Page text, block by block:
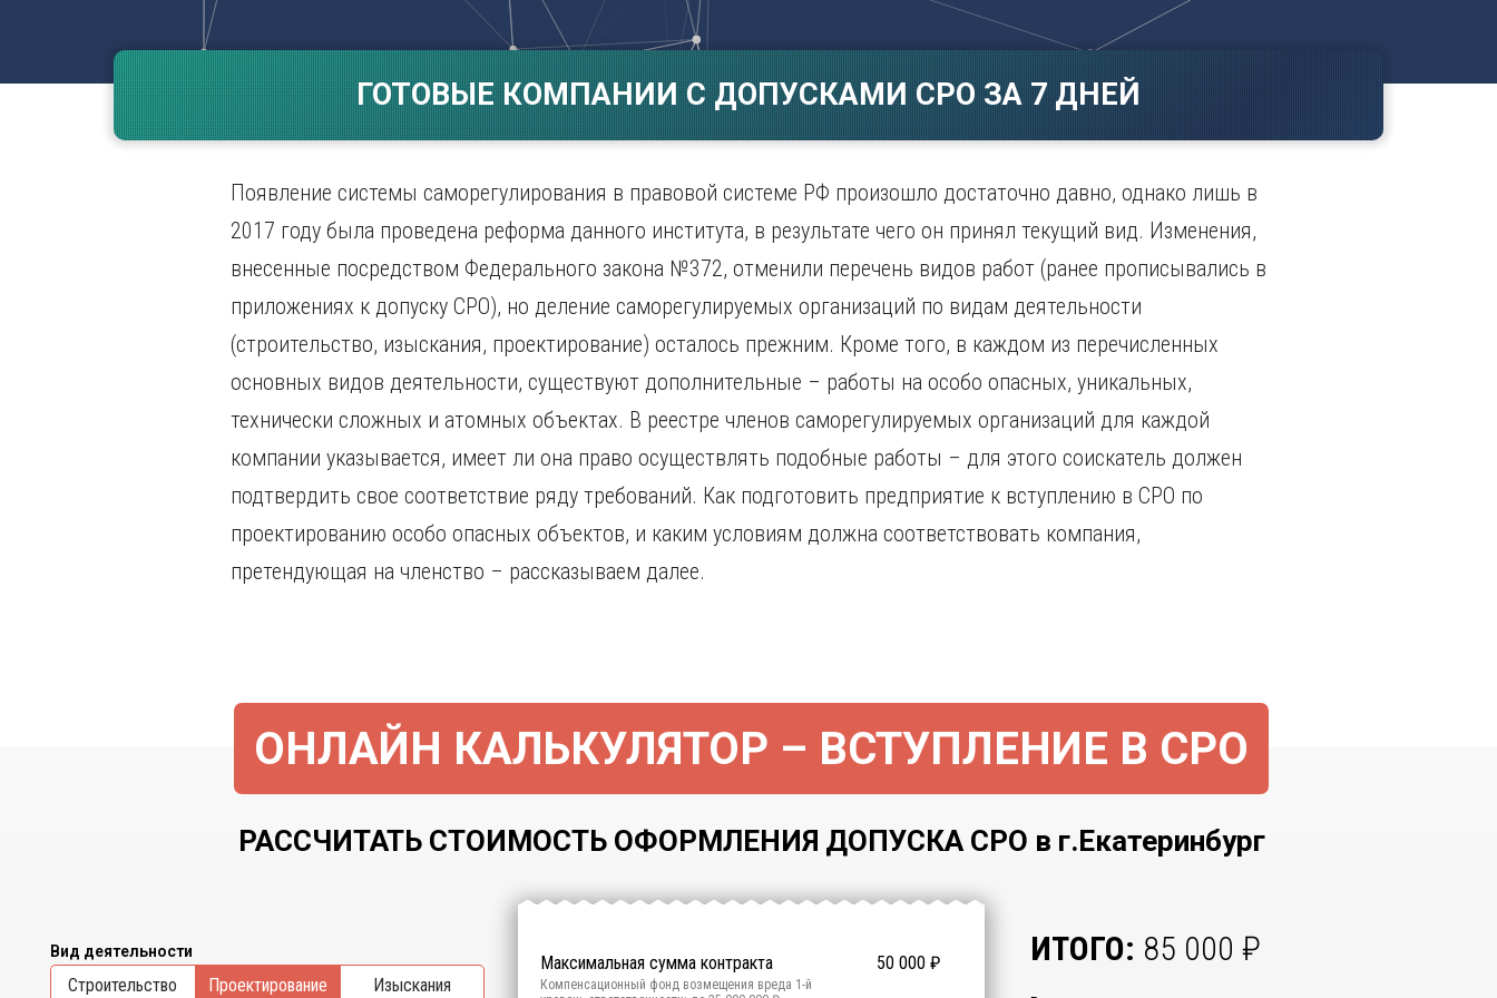
Волгоград
Воронеж
Е
Екатеринбург
Иваново
Ижевск
Иркутск
Махачкала
Мурманск
Н
Нижний Тагил
Новокузнецк
Новосибирск
Саратов
Севастополь
Смоленск
Ч
Ярославль
ГОТОВЫЕ КОМПАНИИ С ДОПУСКАМИ СРО ЗА 7 ДНЕЙ
Появление системы саморегулирования в правовой системе РФ произошло достаточно давно, однако лишь в
2017 году была проведена реформа данного института, в результате чего он принял текущий вид. Изменения,
внесенные посредством Федерального закона №372, отменили перечень видов работ (ранее прописывались в
приложениях к допуску СРО), но деление саморегулируемых организаций по видам деятельности
(строительство, изыскания, проектирование) осталось прежним. Кроме того, в каждом из перечисленных
основных видов деятельности, существуют дополнительные – работы на особо опасных, уникальных,
технически сложных и атомных объектах. В реестре членов саморегулируемых организаций для каждой
компании указывается, имеет ли она право осуществлять подобные работы – для этого соискатель должен
подтвердить свое соответствие ряду требований. Как подготовить предприятие к вступлению в СРО по
проектированию особо опасных объектов, и каким условиям должна соответствовать компания,
претендующая на членство – рассказываем далее.
ОНЛАЙН КАЛЬКУЛЯТОР – ВСТУПЛЕНИЕ В СРО
РАССЧИТАТЬ СТОИМОСТЬ ОФОРМЛЕНИЯ ДОПУСКА СРО в г.Екатеринбург
Вид деятельности
Cтроительство Проектирование Изыскания
Максимальная сумма контракта 50 000 ₽
Компенсационный фонд возмещения вреда 1-й
ИТОГО: 85 000 ₽